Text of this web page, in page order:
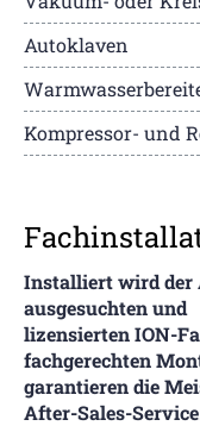
Autoklaven
Kompressor- und
Installiert wird der
ausgesuchtenund
lizensierten ION-
fachgerechten
garantieren die
After-Sales-